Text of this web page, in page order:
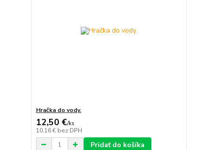
Hračka do vody.
12,50 €/ks
10,16 € bez DPH
Pridať do košíka